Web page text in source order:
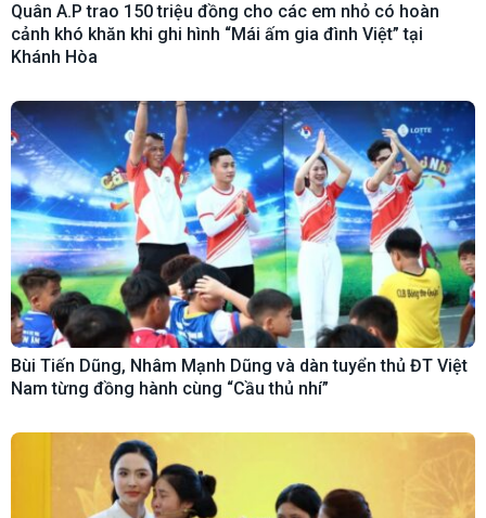
Quân A.P trao 150 triệu đồng cho các em nhỏ có hoàn
cảnh khó khăn khi ghi hình “Mái ấm gia đình Việt” tại
Khánh Hòa
Bùi Tiến Dũng, Nhâm Mạnh Dũng và dàn tuyển thủ ĐT Việt
Nam từng đồng hành cùng “Cầu thủ nhí”